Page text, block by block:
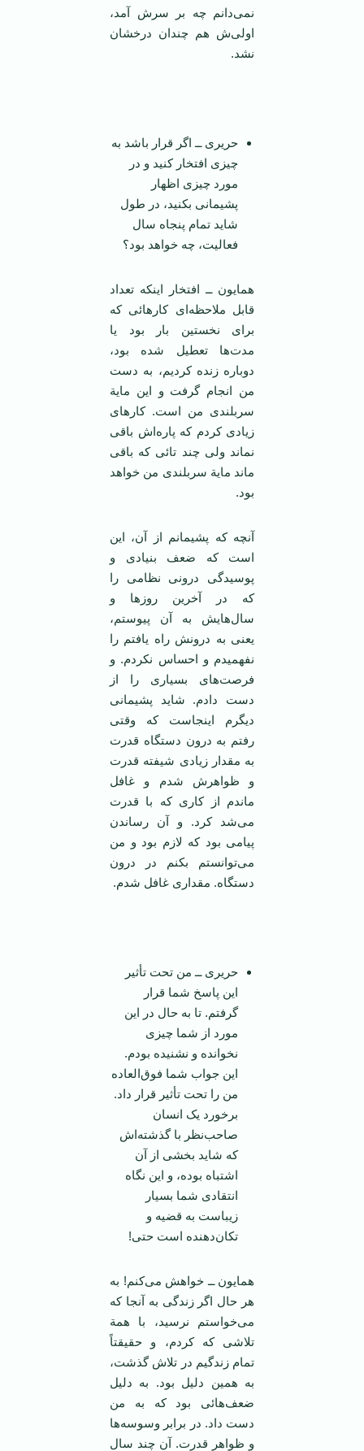
نمی‌دانم چه بر سرش آمد،
اولی‌ش هم چندان درخشان
نشد.
حریری ــ اگر قرار باشد به
چیزی افتخار کنید و در
مورد چیزی اظهار
پشیمانی بکنید، در طول
شاید تمام پنجاه سال
فعالیت، چه خواهد بود؟
همایون ــ افتخار اینکه تعداد
قابل ملاحظه‌ای کارهائی که
برای نخستین بار بود یا
مدت‌ها تعطیل شده بود،
دوباره زنده کردیم، به دست
من انجام گرفت و این مایة
سربلندی من است. کارهای
زیادی کردم که پاره‌اش باقی
نماند ولی چند تائی که باقی
ماند مایة سربلندی من خواهد
بود.
آنچه که پشیمانم از آن، این
است که ضعف بنیادی و
پوسیدگی درونی نظامی را
که در آخرین روز‌ها و
سال‌هایش به آن پیوستم،
یعنی به درونش راه یافتم را
نفهمیدم و احساس نکردم. و
فرصت‌های بسیاری را از
دست دادم. شاید پشیمانی
دیگرم اینجاست که وقتی
رفتم به درون دستگاه قدرت
به مقدار زیادی شیفته قدرت
و ظواهرش شدم و غافل
ماندم از کاری که با قدرت
می‌شد کرد. و آن رساندن
پیامی بود که لازم بود و من
می‌توانستم بکنم در درون
دستگاه. مقداری غافل شدم.
حریری ــ من تحت تأثیر
این پاسخ شما قرار
گرفتم. تا به حال در این
مورد از شما چیزی
نخوانده و نشنیده بودم.
این جواب شما فوق‌العاده
من را تحت تأثیر قرار داد.
برخورد یک انسان
صاحب‌نظر با گذشته‌اش
که شاید بخشی از آن
اشتباه بوده، و این نگاه
انتقادی شما بسیار
زیباست به قضیه و
تکان‌دهنده است حتی!
همایون ــ خواهش می‌کنم! به
هر حال اگر زندگی به آنجا که
می‌خواستم نرسید، با همة
تلاشی که کردم، و حقیقتاً
تمام زندگیم در تلاش گذشت،
به همین دلیل بود. به دلیل
ضعف‌هائی بود که به من
دست داد. در برابر وسوسه‌ها
و ظواهر قدرت. آن چند سال